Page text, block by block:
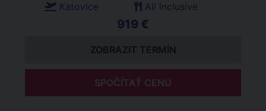
Katovice
All Inclusive
919 €
ZOBRAZIT TERMÍN
SPOČÍTAŤ CENU